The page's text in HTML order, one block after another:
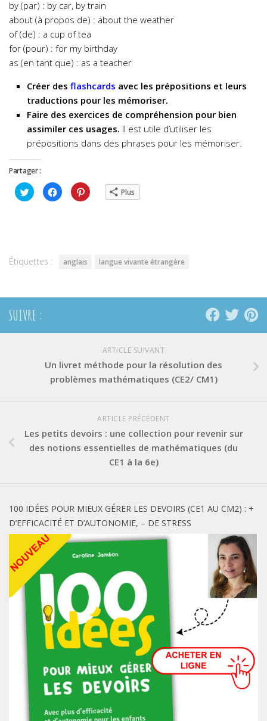
by (par) : by car, by train
about (à propos de) : about the weather
of (de) : a cup of tea
for (pour) : for my birthday
as (en tant que) : as a teacher
Créer des flashcards avec les prépositions et leurs
traductions pour les mémoriser.
Faire des exercices de compréhension pour bien
assimiler ces usages. Il est utile d’utiliser les
prépositions dans des phrases pour les mémoriser.
Partager :
Cliquez
pour
partager
Cliquez
pour
partager
Cliquez
pour Plus
Étiquettes : anglais langue vivante étrangère
SUIVRE :
ARTICLE SUIVANT
Un livret méthode pour la résolution des
problèmes mathématiques (CE2/ CM1)
ARTICLE PRÉCÉDENT
Les petits devoirs : une collection pour revenir sur
des notions essentielles de mathématiques (du
CE1 à la 6e)
100 IDÉES POUR MIEUX GÉRER LES DEVOIRS (CE1 AU CM2) : +
D’EFFICACITÉ ET D’AUTONOMIE, – DE STRESS